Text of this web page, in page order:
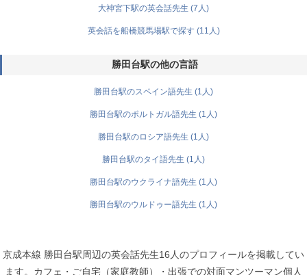
大神宮下駅の英会話先生 (7人)
英会話を船橋競馬場駅で探す (11人)
勝田台駅の他の言語
勝田台駅のスペイン語先生 (1人)
勝田台駅のポルトガル語先生 (1人)
勝田台駅のロシア語先生 (1人)
勝田台駅のタイ語先生 (1人)
勝田台駅のウクライナ語先生 (1人)
勝田台駅のウルドゥー語先生 (1人)
京成本線 勝田台駅周辺の英会話先生16人のプロフィールを掲載してい
ます。カフェ・ご自宅（家庭教師）・出張での対面マンツーマン個人